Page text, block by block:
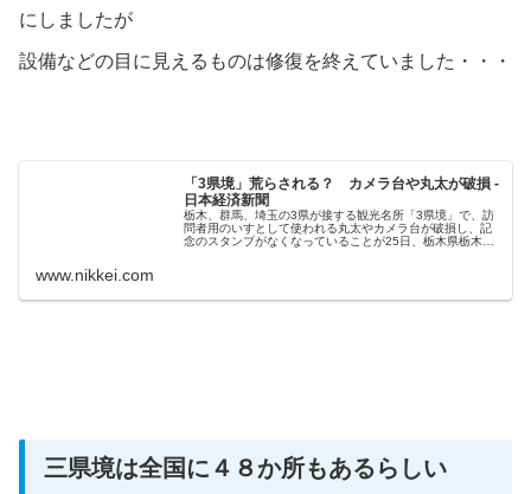
にしましたが
設備などの目に見えるものは修復を終えていました・・・
「3県境」荒らされる？ カメラ台や丸太が破損 -
日本経済新聞
栃木、群馬、埼玉の3県が接する観光名所「3県境」で、訪
問者用のいすとして使われる丸太やカメラ台が破損し、記
念のスタンプがなくなっていることが25日、栃木県栃木市
www.nikkei.com
三県境は全国に４８か所もあるらしい